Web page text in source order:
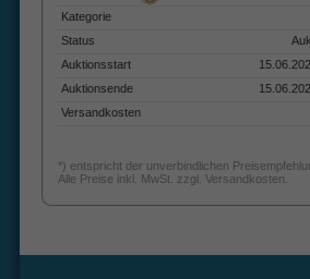
Kategorie
Status
Auktionsstart
Auktionsende
Versandkosten
*) entspricht der unverbindlichen
Alle Preise inkl. MwSt. zzgl. Versandkosten.